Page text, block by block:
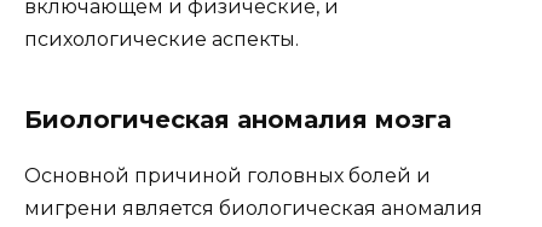
включающем и физические, и
психологические аспекты.
Биологическая аномалия мозга
Основной причиной головных болей и
мигрени является биологическая аномалия